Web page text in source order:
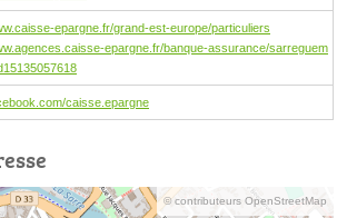
epargne.fr/grand-est-europe/particuliers
epargne.fr/banque-assurance/sarreguem
caisse.epargne
© contributeurs OpenStreetMap